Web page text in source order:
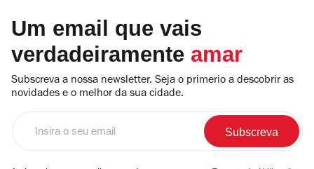
Um email que vais
verdadeiramente amar
Subscreva a nossa newsletter. Seja o primerio a descobrir as
novidades e o melhor da sua cidade.